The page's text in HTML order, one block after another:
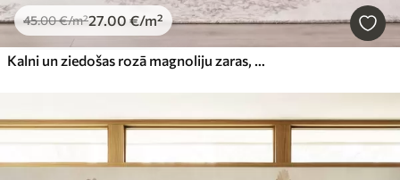
45.00€/m²27.00 €/m²
Kalni un ziedošas rozā magnoliju zaras, faktūriem bagāta ainava